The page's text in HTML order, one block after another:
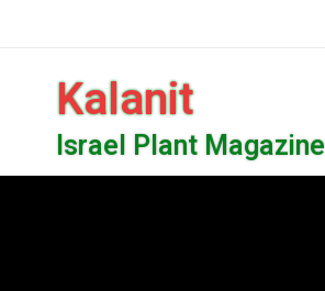
Kalanit
Israel Plant Magazine